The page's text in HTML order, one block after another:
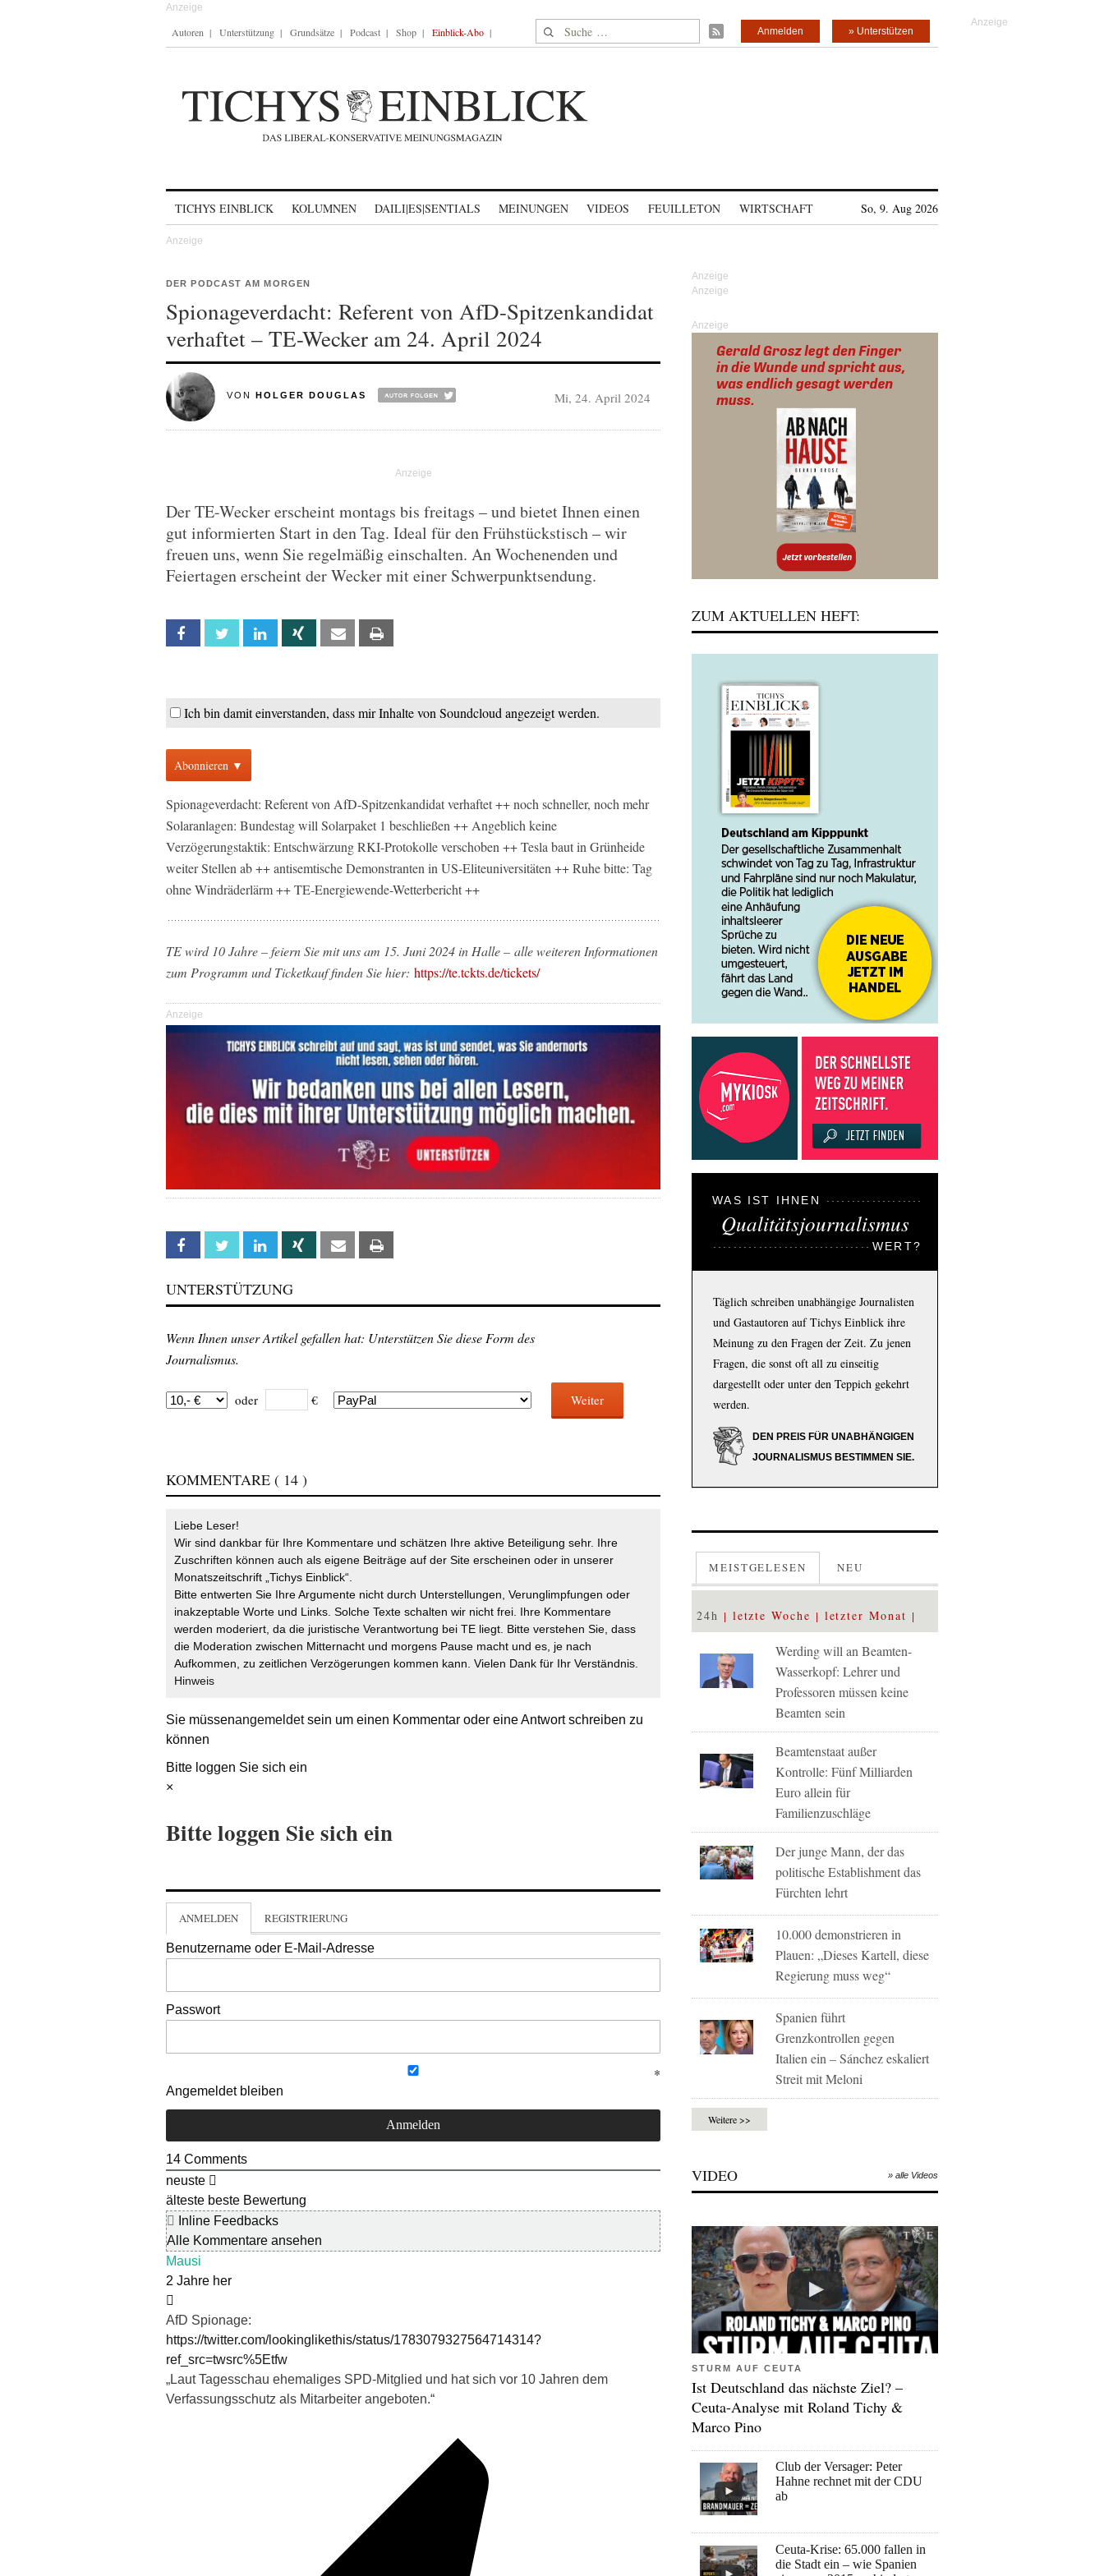
Autoren Unterstützung Grundsätze Podcast Shop Einblick-Abo Suche nach: » Unterstützen
Anmelden
TICHYS EINBLICK KOLUMNEN DAILI|ES|SENTIALS MEINUNGEN VIDEOS FEUILLETON WIRTSCHAFT So, 9. Aug 2026
DER PODCAST AM MORGEN
Spionageverdacht: Referent von AfD-Spitzenkandidat
verhaftet – TE-Wecker am 24. April 2024
VON HOLGER DOUGLAS Mi, 24. April 2024
Der TE-Wecker erscheint montags bis freitags – und bietet Ihnen einen
gut informierten Start in den Tag. Ideal für den Frühstückstisch – wir
freuen uns, wenn Sie regelmäßig einschalten. An Wochenenden und
Feiertagen erscheint der Wecker mit einer Schwerpunktsendung.
Facebook Twitter Linkedin Xing Email
Ich bin damit einverstanden, dass mir Inhalte von Soundcloud angezeigt werden.
Abonnieren ▼
Spionageverdacht: Referent von AfD-Spitzenkandidat verhaftet ++ noch schneller, noch mehr
Solaranlagen: Bundestag will Solarpaket 1 beschließen ++ Angeblich keine
Verzögerungstaktik: Entschwärzung RKI-Protokolle verschoben ++ Tesla baut in Grünheide
weiter Stellen ab ++ antisemtische Demonstranten in US-Eliteuniversitäten ++ Ruhe bitte: Tag
ohne Windräderlärm ++ TE-Energiewende-Wetterbericht ++
TE wird 10 Jahre – feiern Sie mit uns am 15. Juni 2024 in Halle – alle weiteren Informationen
zum Programm und Ticketkauf finden Sie hier: https://te.tckts.de/tickets/
Anzeige
Facebook Twitter Linkedin Xing Email
UNTERSTÜTZUNG
Wenn Ihnen unser Artikel gefallen hat: Unterstützen Sie diese Form des
Journalismus.
oder € Weiter
KOMMENTARE ( 14 )
Liebe Leser!
Wir sind dankbar für Ihre Kommentare und schätzen Ihre aktive Beteiligung sehr. Ihre
Zuschriften können auch als eigene Beiträge auf der Site erscheinen oder in unserer
Monatszeitschrift „Tichys Einblick“.
Bitte entwerten Sie Ihre Argumente nicht durch Unterstellungen, Verunglimpfungen oder
inakzeptable Worte und Links. Solche Texte schalten wir nicht frei. Ihre Kommentare
werden moderiert, da die juristische Verantwortung bei TE liegt. Bitte verstehen Sie, dass
die Moderation zwischen Mitternacht und morgens Pause macht und es, je nach
Aufkommen, zu zeitlichen Verzögerungen kommen kann. Vielen Dank für Ihr Verständnis.
Hinweis
Sie müssenangemeldetsein um einen Kommentar oder eine Antwort schreiben zu
können
Bitte loggen Sie sich ein
×
Bitte loggen Sie sich ein
ANMELDEN REGISTRIERUNG
Benutzername oder E-Mail-Adresse
Passwort
Angemeldet bleiben
14 Comments
neuste
älteste beste Bewertung
Inline Feedbacks
Alle Kommentare ansehen
Mausi
2 Jahre her
AfD Spionage:
https://twitter.com/lookinglikethis/status/1783079327564714314?
ref_src=twsrc%5Etfw
„Laut Tagesschau ehemaliges SPD-Mitglied und hat sich vor 10 Jahren dem
Verfassungsschutz als Mitarbeiter angeboten.“
Anzeige
ZUM AKTUELLEN HEFT:
WAS IST IHNEN
Qualitätsjournalismus
WERT?
Täglich schreiben unabhängige Journalisten
und Gastautoren auf Tichys Einblick ihre
Meinung zu den Fragen der Zeit. Zu jenen
Fragen, die sonst oft all zu einseitig
dargestellt oder unter den Teppich gekehrt
werden.
DEN PREIS FÜR UNABHÄNGIGEN
JOURNALISMUS BESTIMMEN SIE.
MEISTGELESEN NEU
24h letzte Woche letzter Monat
Werding will an Beamten-
Wasserkopf: Lehrer und
Professoren müssen keine
Beamten sein
Beamtenstaat außer
Kontrolle: Fünf Milliarden
Euro allein für
Familienzuschläge
Der junge Mann, der das
politische Establishment das
Fürchten lehrt
10.000 demonstrieren in
Plauen: „Dieses Kartell, diese
Regierung muss weg“
Spanien führt
Grenzkontrollen gegen
Italien ein – Sánchez eskaliert
Streit mit Meloni
Weitere >>
VIDEO » alle Videos
STURM AUF CEUTA
Ist Deutschland das nächste Ziel? –
Ceuta-Analyse mit Roland Tichy &
Marco Pino
Club der Versager: Peter
Hahne rechnet mit der CDU
ab
Ceuta-Krise: 65.000 fallen in
die Stadt ein – wie Spanien